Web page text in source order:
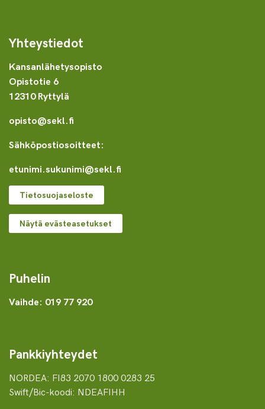
Yhteystiedot
Kansanlähetysopisto
Opistotie 6
12310 Ryttylä
opisto@sekl.fi
Sähköpostiosoitteet:
etunimi.sukunimi@sekl.fi
Tietosuojaseloste
Näytä evästeasetukset
Puhelin
Vaihde: 019 77 920
Pankkiyhteydet
NORDEA: FI83 2070 1800 0283 25
Swift/Bic-koodi: NDEAFIHH